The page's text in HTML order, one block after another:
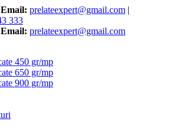
Email: prelateexpert@gmail.com |
333
Email: prelateexpert@gmail.com
450 gr/mp
650 gr/mp
900 gr/mp